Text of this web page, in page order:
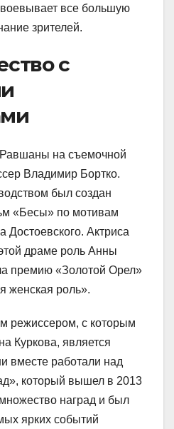
все большую
зрителей.
с
на съемочной
Владимир Бортко.
был создан
«Бесы» по мотивам
Достоевского. Актриса
драме роль Анны
премию «Золотой Орел»
женская роль».
режиссером, с которым
Куркова, является
вместе работали над
который вышел в 2013
наград и был
ярких событий